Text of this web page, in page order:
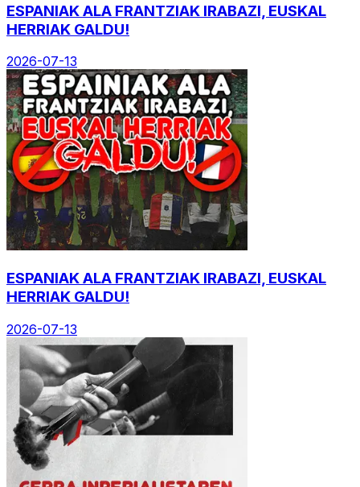
ESPANIAK ALA FRANTZIAK IRABAZI, EUSKAL
HERRIAK GALDU!
2026-07-13
ESPANIAK ALA FRANTZIAK IRABAZI, EUSKAL
HERRIAK GALDU!
2026-07-13